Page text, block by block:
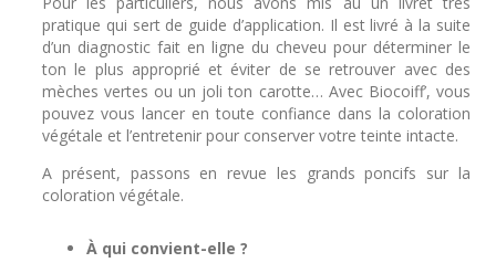
pratique qui sert de guide d’application. Il est livré à la suite
d’un diagnostic fait en ligne du cheveu pour déterminer le
ton le plus approprié et éviter de se retrouver avec des
mèches vertes ou un joli ton carotte… Avec Biocoiff’, vous
pouvez vous lancer en toute confiance dans la coloration
végétale et l’entretenir pour conserver votre teinte intacte.
A présent, passons en revue les grands poncifs sur la
coloration végétale.
À qui convient-elle ?